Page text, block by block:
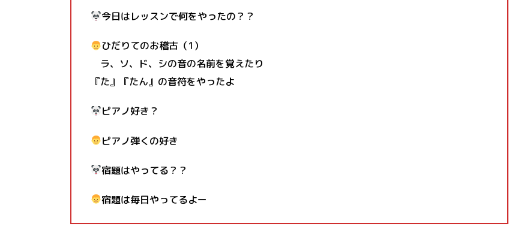
今日はレッスンで何をやったの？？
ひだりてのお稽古（1）
ラ、ソ、ド、シの音の名前を覚えたり
『た』『たん』の音符をやったよ
ピアノ好き？
ピアノ弾くの好き
宿題はやってる？？
宿題は毎日やってるよー